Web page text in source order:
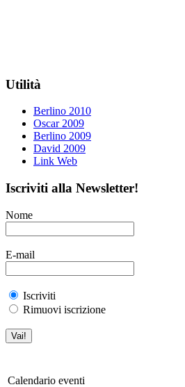
Utilità
Berlino 2010
Oscar 2009
Berlino 2009
David 2009
Link Web
Iscriviti alla Newsletter!
Nome
E-mail
Iscriviti
Rimuovi iscrizione
Calendario eventi